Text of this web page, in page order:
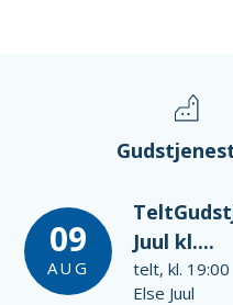
09
AUG
Juul kl....
telt, kl. 19:00
Else Juul